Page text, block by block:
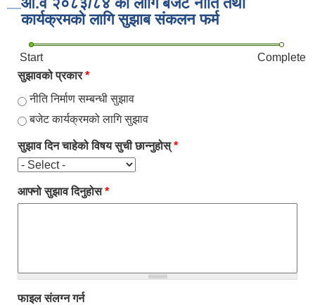
कार्यक्रमको लागि सुझाब संकलन फर्म
Start
Complete
सुझावको प्रकार*
नीति निर्माण सम्बन्धी सुझाव
बजेट कार्यक्रमको लागि सुझाव
सुझाव दिन चाहेको विषय सुची छान्नुहोस्*
आफ्नो सुझाव दिनुहोस*
फाइल संलग्न गर्न